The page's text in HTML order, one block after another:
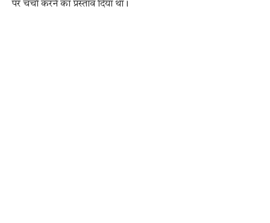
पर चर्चा करने का प्रस्ताव दिया था।